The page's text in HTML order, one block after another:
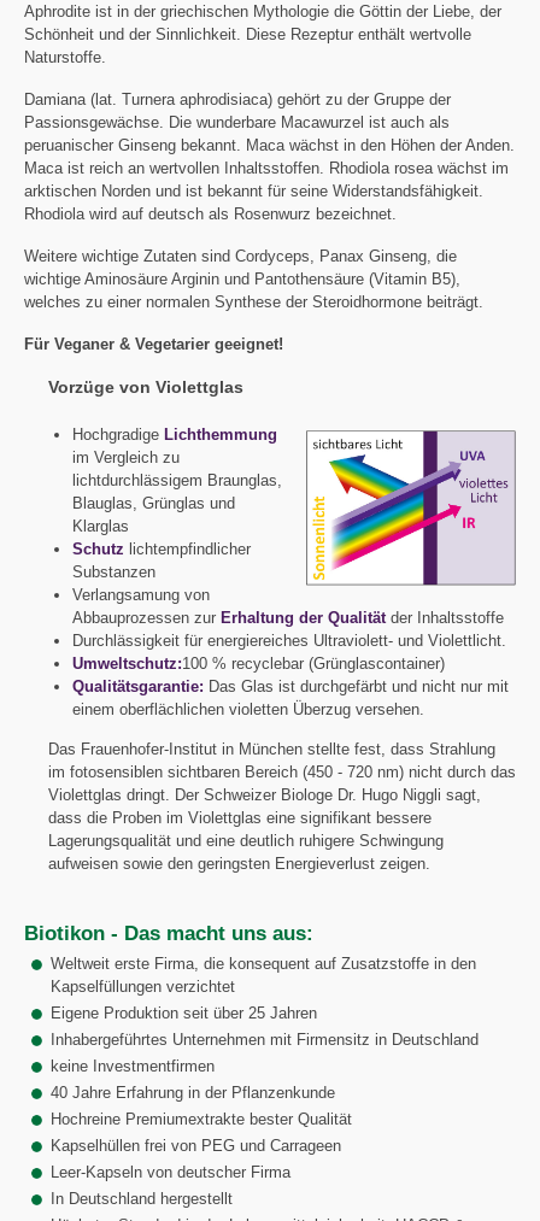
Aphrodite ist in der griechischen Mythologie die Göttin der Liebe, der
Schönheit und der Sinnlichkeit. Diese Rezeptur enthält wertvolle
Naturstoffe.
Damiana (lat. Turnera aphrodisiaca) gehört zu der Gruppe der
Passionsgewächse. Die wunderbare Macawurzel ist auch als
peruanischer Ginseng bekannt. Maca wächst in den Höhen der Anden.
Maca ist reich an wertvollen Inhaltsstoffen. Rhodiola rosea wächst im
arktischen Norden und ist bekannt für seine Widerstandsfähigkeit.
Rhodiola wird auf deutsch als Rosenwurz bezeichnet.
Weitere wichtige Zutaten sind Cordyceps, Panax Ginseng, die
wichtige Aminosäure Arginin und Pantothensäure (Vitamin B5),
welches zu einer normalen Synthese der Steroidhormone beiträgt.
Für Veganer & Vegetarier geeignet!
Vorzüge von Violettglas
Hochgradige Lichthemmung
im Vergleich zu
lichtdurchlässigem Braunglas,
Blauglas, Grünglas und
Klarglas
Schutz lichtempfindlicher
Substanzen
Verlangsamung von
Abbauprozessen zur Erhaltung der Qualität der Inhaltsstoffe
Durchlässigkeit für energiereiches Ultraviolett- und Violettlicht.
Umweltschutz:100 % recyclebar (Grünglascontainer)
Qualitätsgarantie: Das Glas ist durchgefärbt und nicht nur mit
einem oberflächlichen violetten Überzug versehen.
Das Frauenhofer-Institut in München stellte fest, dass Strahlung
im fotosensiblen sichtbaren Bereich (450 - 720 nm) nicht durch das
Violettglas dringt. Der Schweizer Biologe Dr. Hugo Niggli sagt,
dass die Proben im Violettglas eine signifikant bessere
Lagerungsqualität und eine deutlich ruhigere Schwingung
aufweisen sowie den geringsten Energieverlust zeigen.
Biotikon - Das macht uns aus:
Weltweit erste Firma, die konsequent auf Zusatzstoffe in den
Kapselfüllungen verzichtet
Eigene Produktion seit über 25 Jahren
Inhabergeführtes Unternehmen mit Firmensitz in Deutschland
keine Investmentfirmen
40 Jahre Erfahrung in der Pflanzenkunde
Hochreine Premiumextrakte bester Qualität
Kapselhüllen frei von PEG und Carrageen
Leer-Kapseln von deutscher Firma
In Deutschland hergestellt